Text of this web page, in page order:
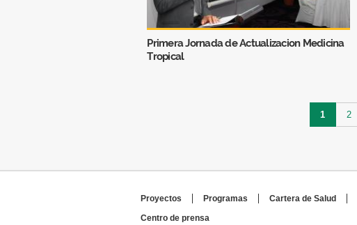
Primera Jornada de Actualizacion Medicina
Tropical
1 2
Proyectos Programas Cartera de Salud
Centro de prensa